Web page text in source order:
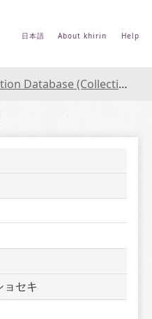
日本語 About khirin Help
Database of the National Museum of Japanese History)
ョセキ